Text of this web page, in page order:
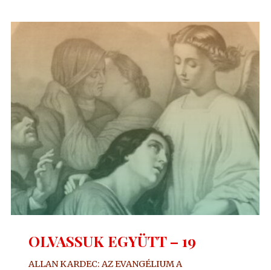
OLVASSUK EGYÜTT – 19
ALLAN KARDEC: AZ EVANGÉLIUM A